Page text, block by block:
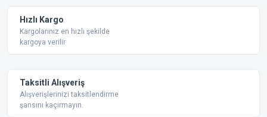
Hızlı Kargo
Kargolarınız en hızlı şekilde
kargoya verilir
Taksitli Alışveriş
Alışverişlerinizi taksitlendirme
şansını kaçırmayın.